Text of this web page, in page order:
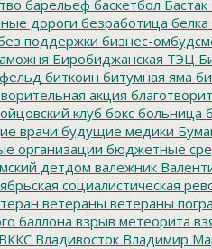
барельеф баскетбол Бастак
дороги безработица белка
поддержки бизнес-
Биробиджанская ТЭЦ
биткоин битумная яма
акция
клуб бокс больница
врачи будущие медики
организации бюджетные
детдом валежник
социалистическая
ветераны ветераны
баллона взрыв метеорита
ВККС Владивосток Владимир